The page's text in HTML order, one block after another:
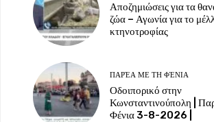
Αποζημιώσεις για τα
ζώα – Αγωνία για το
κτηνοτροφίας
ΠΑΡΈΑ ΜΕ ΤΗ ΦΈΝΙΑ
Οδοιπορικό στην
Κωνσταντινούπολη |
Φένια 3-8-2026 |